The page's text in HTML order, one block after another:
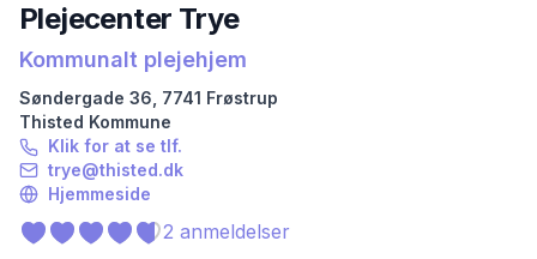
Plejecenter Trye
Kommunalt plejehjem
Søndergade 36 7741 Frøstrup
Thisted Kommune
Klik for at se tlf.
trye@thisted.dk
Hjemmeside
2 anmeldelser